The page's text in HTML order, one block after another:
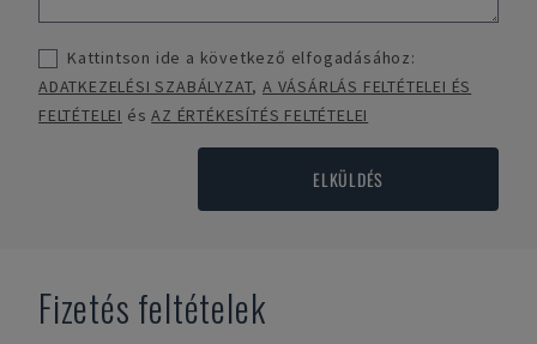
Kattintson ide a következő elfogadásához:
ADATKEZELÉSI SZABÁLYZAT,A VÁSÁRLÁS FELTÉTELEI ÉS
FELTÉTELEI ésAZ ÉRTÉKESÍTÉS FELTÉTELEI
ELKÜLDÉS
Fizetés feltételek